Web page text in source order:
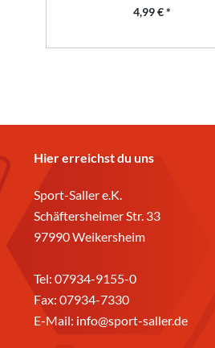
4,99 € *
Hier erreichst du uns
Sport-Saller e.K.
Schäftersheimer Str. 33
97990 Weikersheim
Tel: 07934-9155-0
Fax: 07934-7330
E-Mail: info@sport-saller.de